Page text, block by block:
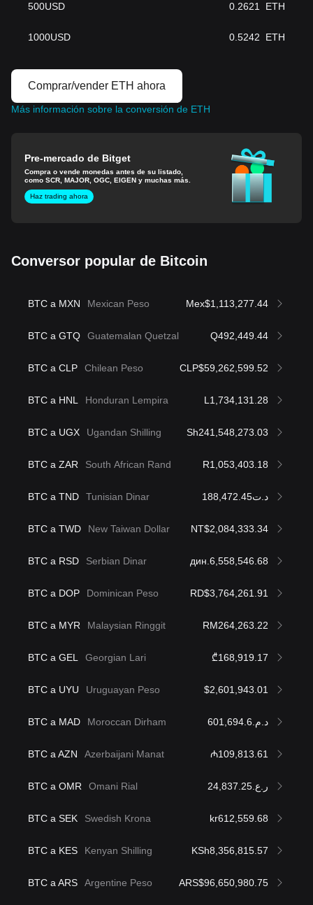
500USD 0.2621 ETH
1000USD 0.5242 ETH
Comprar/vender ETH ahora
Más información sobre la conversión de ETH
Pre-mercado de Bitget
Compra o vende monedas antes de su listado,
como SCR, MAJOR, OGC, EIGEN y muchas más.
Haz trading ahora
Conversor popular de Bitcoin
BTC a MXN Mexican Peso Mex$1,113,277.44
BTC a GTQ Guatemalan Quetzal Q492,449.44
BTC a CLP Chilean Peso CLP$59,262,599.52
BTC a HNL Honduran Lempira L1,734,131.28
BTC a UGX Ugandan Shilling Sh241,548,273.03
BTC a ZAR South African Rand R1,053,403.18
BTC a TND Tunisian Dinar د.ت188,472.45
BTC a TWD New Taiwan Dollar NT$2,084,333.34
BTC a RSD Serbian Dinar дин.6,558,546.68
BTC a DOP Dominican Peso RD$3,764,261.91
BTC a MYR Malaysian Ringgit RM264,263.22
BTC a GEL Georgian Lari ₾168,919.17
BTC a UYU Uruguayan Peso $2,601,943.01
BTC a MAD Moroccan Dirham د.م.601,694.6
BTC a AZN Azerbaijani Manat ₼109,813.61
BTC a OMR Omani Rial ر.ع.24,837.25
BTC a SEK Swedish Krona kr612,559.68
BTC a KES Kenyan Shilling KSh8,356,815.57
BTC a ARS Argentine Peso ARS$96,650,980.75